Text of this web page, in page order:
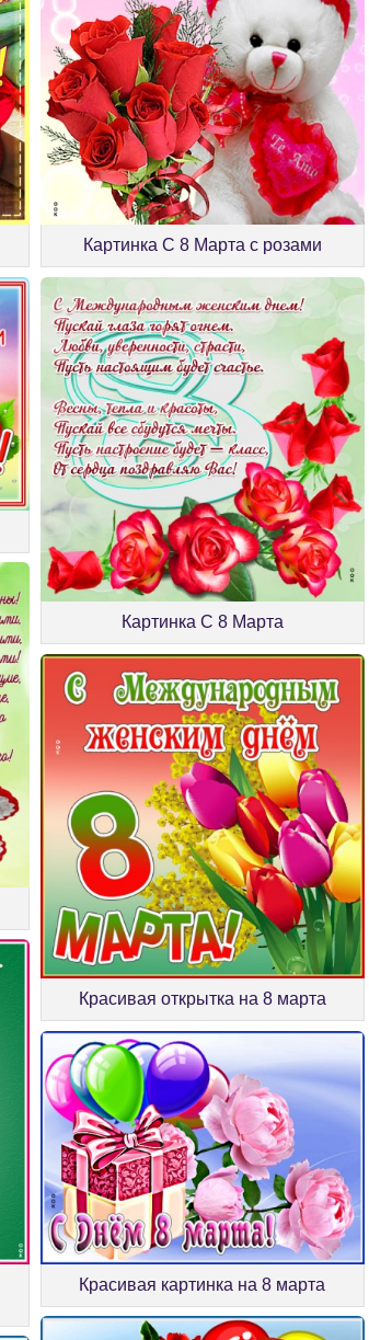
Картинка С 8 Марта с розами
Картинка С 8 Марта
Красивая открытка на 8 марта
Красивая картинка на 8 марта